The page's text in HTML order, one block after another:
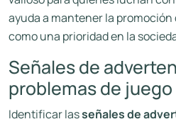
ayuda a mantener la
como una prioridad en la
Señales de
problemas de juego
Identificar lasseñales de